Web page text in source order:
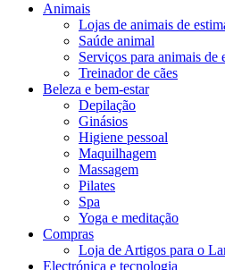
Animais
Lojas de animais de
Saúde animal
Serviços para animais de
Treinador de cães
Beleza e bem-estar
Depilação
Ginásios
Higiene pessoal
Maquilhagem
Massagem
Pilates
Spa
Yoga e meditação
Compras
Loja de Artigos para o
Electrónica e tecnologia